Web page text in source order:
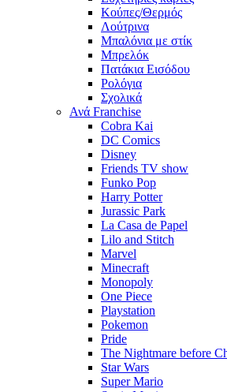
Κούπες/Θερμός
Λούτρινα
Μπαλόνια με στίκ
Μπρελόκ
Πατάκια Εισόδου
Ρολόγια
Σχολικά
Ανά Franchise
Cobra Kai
DC Comics
Disney
Friends TV show
Funko Pop
Harry Potter
Jurassic Park
La Casa de Papel
Lilo and Stitch
Marvel
Minecraft
Monopoly
One Piece
Playstation
Pokemon
Pride
The Nightmare before
Star Wars
Super Mario